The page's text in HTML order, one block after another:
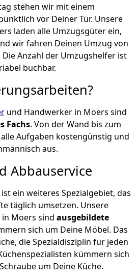
stehen wir mit einem
vor Deiner Tür. Unsere
laden alle Umzugsgüter ein,
wir fahren Deinen Umzug von
Anzahl der Umzugshelfer ist
buchbar.
und Handwerker in Moers sind
Fachs. Von der Wand bis zum
Aufgaben kostengünstig und
aus.
Abbauservice
ein weiteres Spezialgebiet, das
täglich umsetzen. Unsere
Moers sind ausgebildete
sich um Deine Möbel. Das
die Spezialdisziplin für jeden
kümmern sich
um Deine Küche.